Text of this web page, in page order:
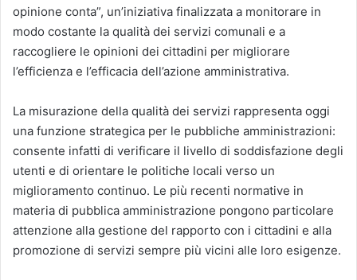
opinione conta”, un’iniziativa finalizzata a monitorare in
modo costante la qualità dei servizi comunali e a
raccogliere le opinioni dei cittadini per migliorare
l’efficienza e l’efficacia dell’azione amministrativa.
La misurazione della qualità dei servizi rappresenta oggi
una funzione strategica per le pubbliche amministrazioni:
consente infatti di verificare il livello di soddisfazione degli
utenti e di orientare le politiche locali verso un
miglioramento continuo. Le più recenti normative in
materia di pubblica amministrazione pongono particolare
attenzione alla gestione del rapporto con i cittadini e alla
promozione di servizi sempre più vicini alle loro esigenze.